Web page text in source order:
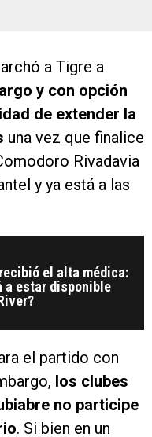
y con opción
de extender la
una vez que finalice
Rivadavia
y ya está a las
el alta médica:
estar disponible
el partido con
los clubes
no participe
. Si bien en un
una cláusula en la